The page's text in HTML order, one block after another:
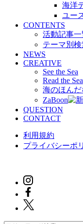
海洋
ユー
CONTENTS
活動記事一
テーマ別検
NEWS
CREATIVE
See the Sea
Read the Sea
海のほんだ
ZaBoon
QUESTION
CONTACT
利用規約
プライバシーポ